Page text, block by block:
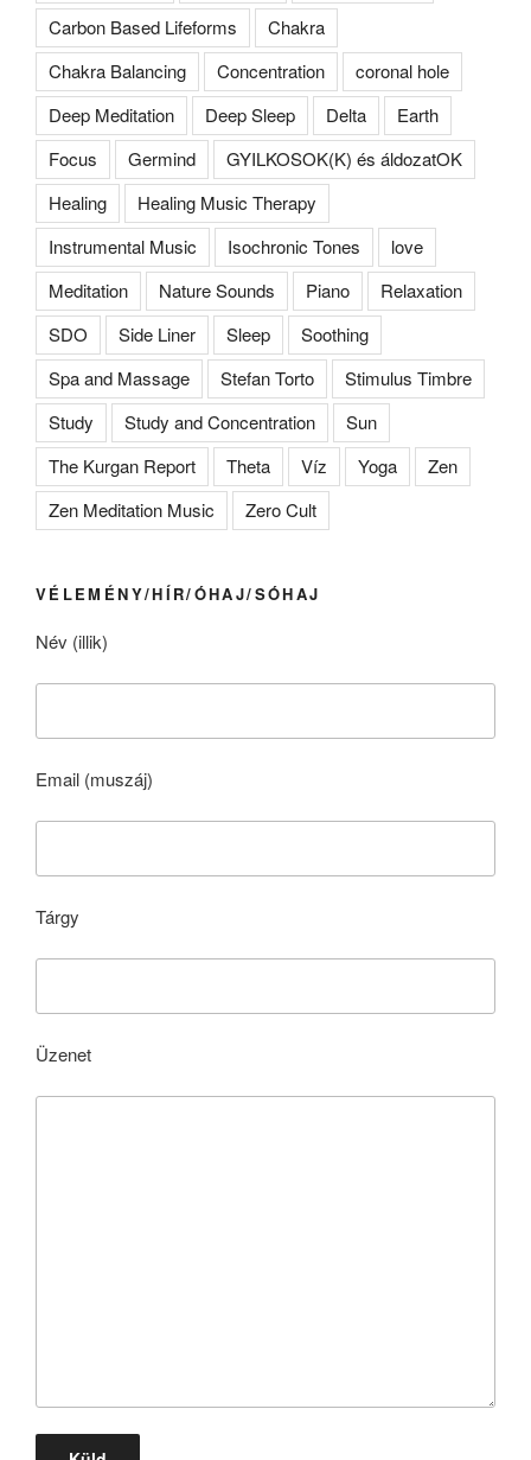
Carbon Based Lifeforms
Chakra
Chakra Balancing
Concentration
coronal hole
Deep Meditation
Deep Sleep Delta
Earth
Focus
Germind
GYILKOSOK(K) és áldozatOK
Healing
Healing Music Therapy
Instrumental Music
Isochronic Tones
love
Meditation
Nature Sounds Piano
Relaxation
SDO
Side Liner Sleep
Soothing
Spa and Massage
Stefan Torto
Stimulus Timbre
Study
Study and Concentration
Sun
The Kurgan Report
Theta Víz Yoga
Zen
Zen Meditation Music
Zero Cult
VÉLEMÉNY/HÍR/ÓHAJ/SÓHAJ
Név (illik)
Email (muszáj)
Tárgy
Üzenet